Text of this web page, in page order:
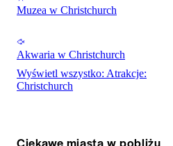
Muzea w Christchurch
Akwaria w Christchurch
Wyświetl wszystko: Atrakcje:
Christchurch